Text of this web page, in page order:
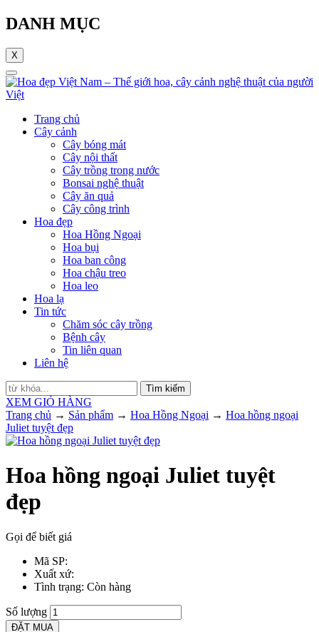
DANH MỤC
X
Trang chủ
Cây cảnh
Cây bóng mát
Cây nội thất
Cây trồng trong nước
Bonsai nghệ thuật
Cây ăn quả
Cây công trình
Hoa đẹp
Hoa Hồng Ngoại
Hoa bụi
Hoa ban công
Hoa chậu treo
Hoa leo
Hoa lạ
Tin tức
Chăm sóc cây trồng
Bệnh cây
Tin liên quan
Liên hệ
Tìm kiếm
XEM GIỎ HÀNG
Trang chủ → Sản phẩm → Hoa Hồng Ngoại → Hoa hồng ngoại
Juliet tuyệt đẹp
Hoa hồng ngoại Juliet tuyệt
đẹp
Gọi để biết giá
Mã SP:
Xuất xứ:
Tình trạng: Còn hàng
Số lượng